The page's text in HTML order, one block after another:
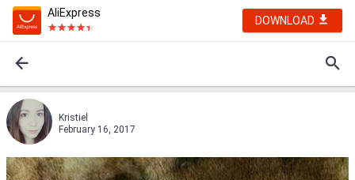
AliExpress
DOWNLOAD
Kristiel
February 16, 2017